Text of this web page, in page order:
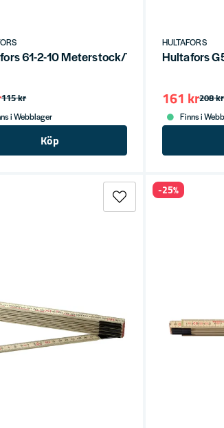
61-2-10 Meterstock/Tumstock tum/
115 kr
i Webblager
Köp
HULTAFORS
208 kr
161 kr
Finns i
-25%